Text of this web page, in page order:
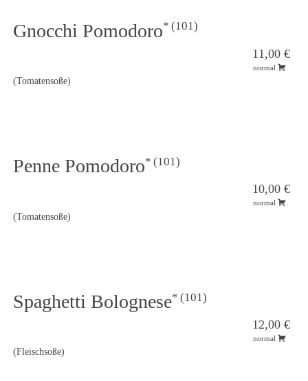
Gnocchi Pomodoro 101
11,00 €
normal
(Tomatensoße)
Penne Pomodoro 101
10,00 €
normal
(Tomatensoße)
Spaghetti Bolognese 101
12,00 €
normal
(Fleischsoße)